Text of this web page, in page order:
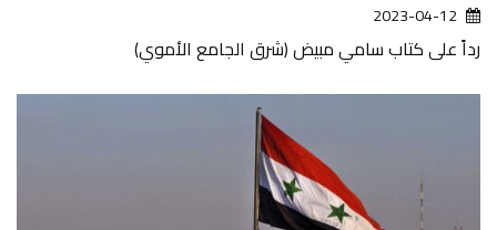
2023-04-12
رداً على كتاب سامي مبيض (شرق الجامع الأموي)